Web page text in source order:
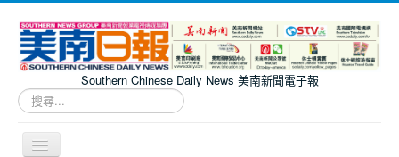
Southern Chinese Daily News 美南新聞電子報
搜
尋...
切